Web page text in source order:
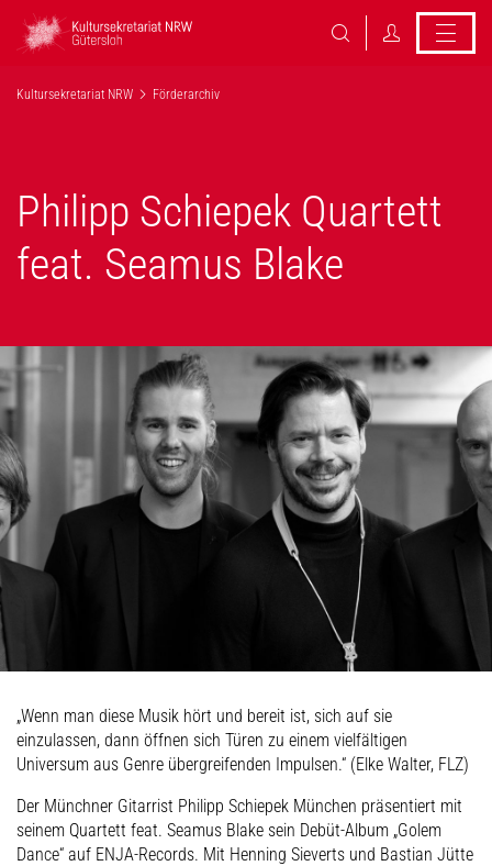
Kultursekretariat NRW Förderarchiv
Philipp Schiepek Quartett
feat. Seamus Blake
„Wenn man diese Musik hört und bereit ist, sich auf sie
einzulassen, dann öffnen sich Türen zu einem vielfältigen
Universum aus Genre übergreifenden Impulsen.“ (Elke Walter, FLZ)
Der Münchner Gitarrist Philipp Schiepek München präsentiert mit
seinem Quartett feat. Seamus Blake sein Debüt-Album „Golem
Dance“ auf ENJA-Records. Mit Henning Sieverts und Bastian Jütte